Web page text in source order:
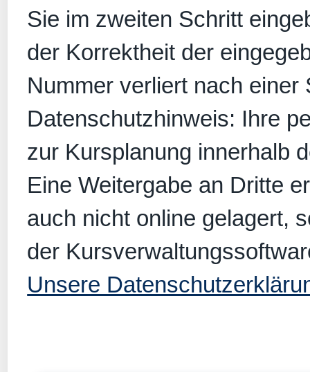
Sie im zweiten Schritt
der Korrektheit der
Nummer verliert nach einer
Datenschutzhinweis: Ihre
zur Kursplanung innerhalb
Eine Weitergabe an Dritte
auch nicht online gelagert,
der
Unsere